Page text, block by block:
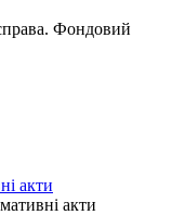
Фондовий
акти
акти